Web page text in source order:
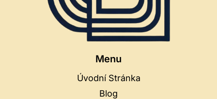
Menu
Úvodní Stránka
Blog